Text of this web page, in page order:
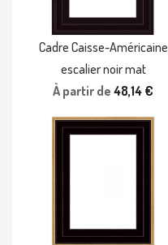
Cadre Caisse-Américaine
escalier noir mat
À partir de 48,14 €